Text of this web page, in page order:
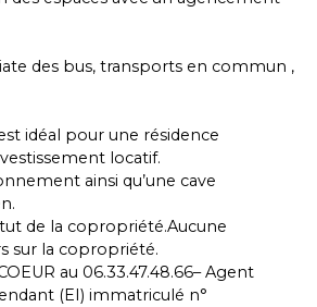
des bus, transports en commun ,
idéal pour une résidence
locatif.
ainsi qu’une cave
de la copropriété.Aucune
sur la copropriété.
au 06.33.47.48.66– Agent
(EI) immatriculé n°